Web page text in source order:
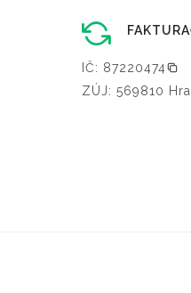
IČ: 87220474
ZÚJ: 569810